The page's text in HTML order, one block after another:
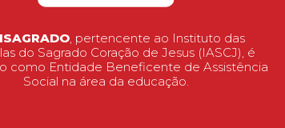
, pertencente ao Instituto das
do Sagrado Coração de Jesus (IASCJ), é
como Entidade Beneficente de Assistência
Social na área da educação.